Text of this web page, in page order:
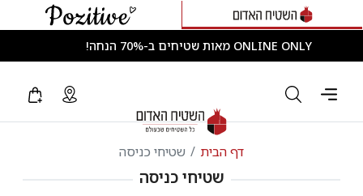
ONLINE ONLY מאות שטיחים ב-70% הנחה!
דף הבית שטיחי כניסה
שטיחי כניסה